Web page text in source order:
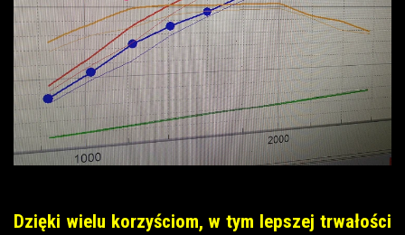
Dzięki wielu korzyściom, w tym lepszej trwałości